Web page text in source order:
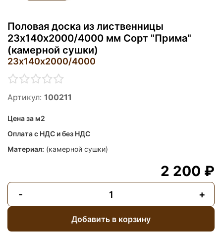
Половая доска из лиственницы
23х140х2000/4000 мм Сорт "Прима"
(камерной сушки)
23х140х2000/4000
Артикул: 100211
Цена за м2
Оплата с НДС и без НДС
Материал: (камерной сушки)
2 200 ₽
- +
Добавить в корзину